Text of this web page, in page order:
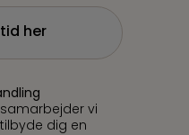
her
vi
dig en